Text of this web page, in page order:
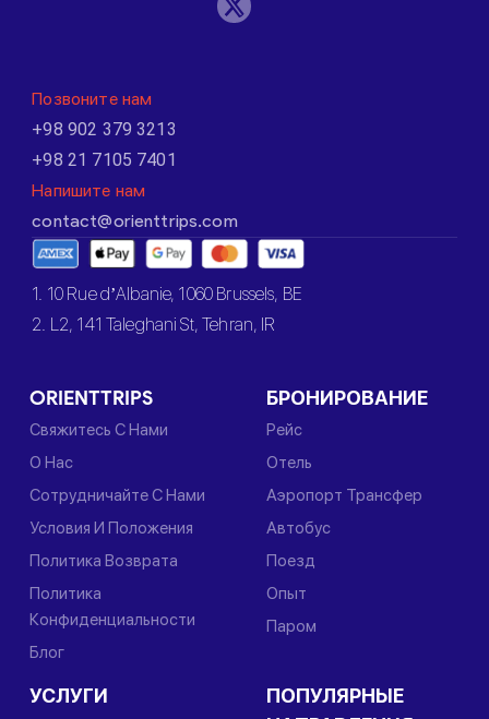
Позвоните нам
+98 902 379 3213
+98 21 7105 7401
Напишите нам
contact@orienttrips.com
1. 10 Rue d’Albanie, 1060 Brussels, BE
2. L2, 141 Taleghani St, Tehran, IR
ORIENTTRIPS
Свяжитесь С Нами
О Нас
Сотрудничайте С Нами
Условия И Положения
Политика Возврата
Политика
Конфиденциальности
Блог
БРОНИРОВАНИЕ
Рейс
Отель
Аэропорт Трансфер
Автобус
Поезд
Опыт
Паром
УСЛУГИ
ПОПУЛЯРНЫЕ